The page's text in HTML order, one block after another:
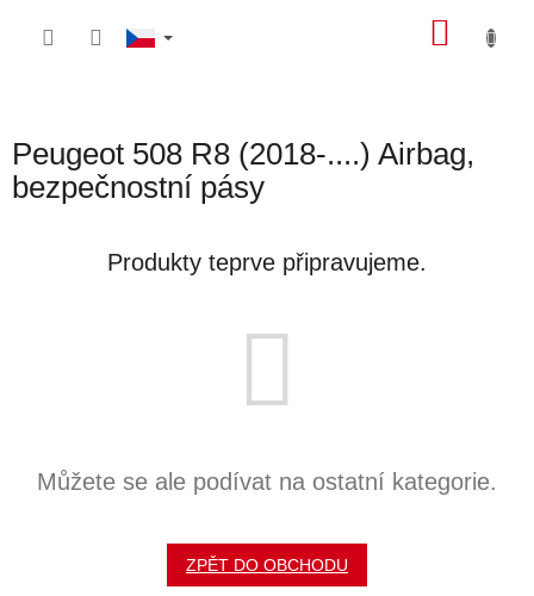
Peugeot 508 R8 (2018-....) Airbag,
bezpečnostní pásy
Produkty teprve připravujeme.
Můžete se ale podívat na ostatní kategorie.
ZPĚT DO OBCHODU